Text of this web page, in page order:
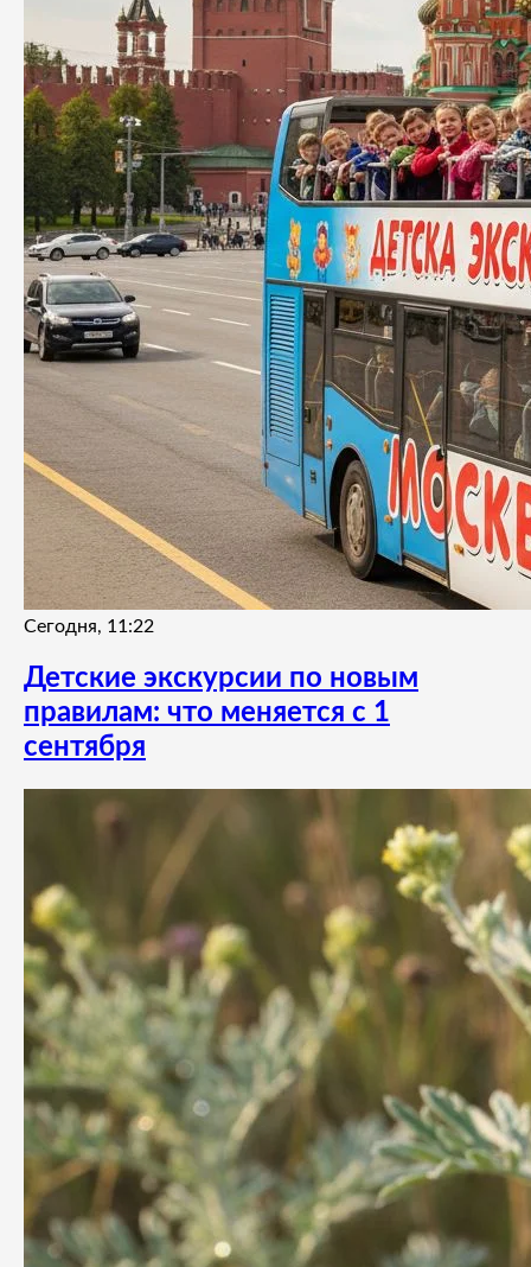
Сегодня, 11:22
Детские экскурсии по новым
правилам: что меняется с 1
сентября